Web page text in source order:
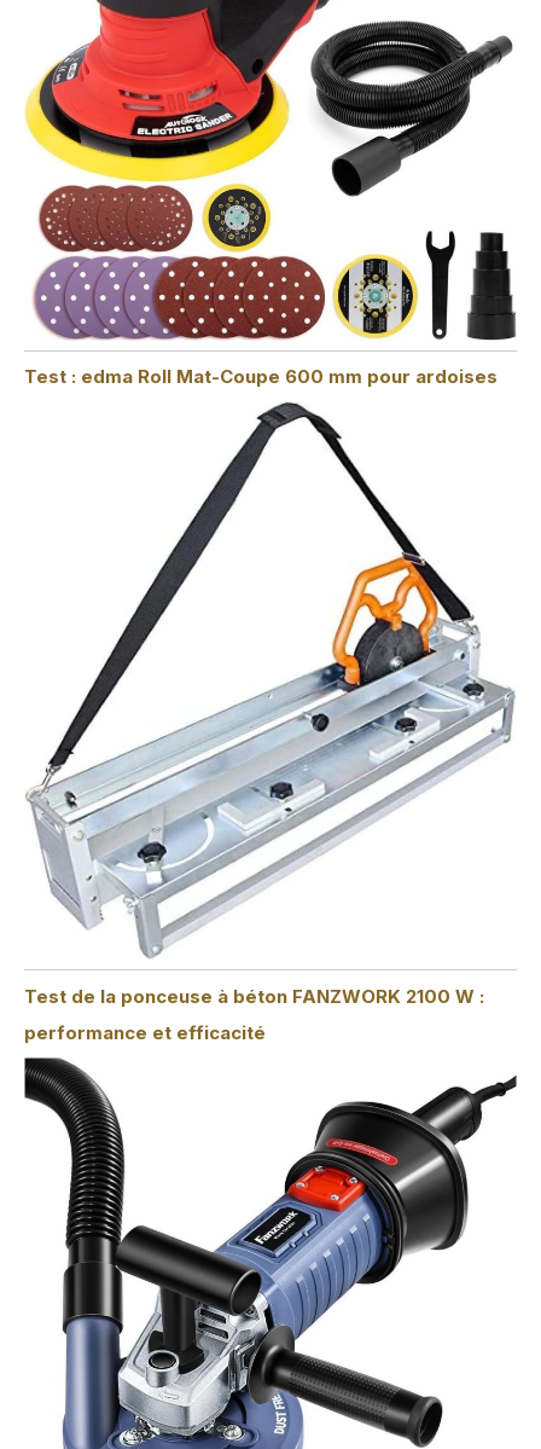
Test : edma Roll Mat-Coupe 600 mm pour ardoises
Test de la ponceuse à béton FANZWORK 2100 W :
performance et efficacité